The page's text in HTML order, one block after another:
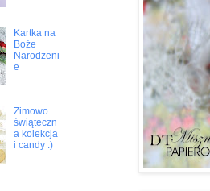
Kartka na
Boże
Narodzeni
e
Zimowo
świąteczn
a kolekcja
i candy :)